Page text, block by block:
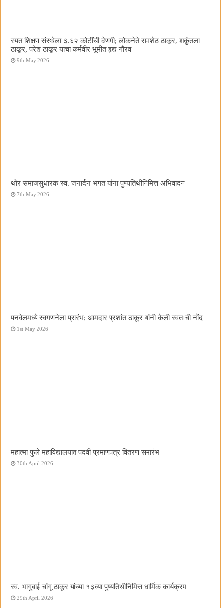
रयत शिक्षण संस्थेला ३.६२ कोटींची देणगी; लोकनेते रामशेठ ठाकूर, शकुंतला
ठाकूर, परेश ठाकूर यांचा कर्मवीर भूमीत हृद्य गौरव
9th May 2026
थोर समाजसुधारक स्व. जनार्दन भगत यांना पुण्यतिथीनिमित्त अभिवादन
7th May 2026
पनवेलमध्ये स्वगणनेला प्रारंभ; आमदार प्रशांत ठाकूर यांनी केली स्वतःची नोंद
1st May 2026
महात्मा फुले महाविद्यालयात पदवी प्रमाणपत्र वितरण समारंभ
30th April 2026
स्व. भागुबाई चांगू ठाकूर यांच्या १३व्या पुण्यतिथीनिमित्त धार्मिक कार्यक्रम
29th April 2026